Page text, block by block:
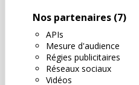
Nos partenaires (7)
APIs
Mesure d'audience
Régies publicitaires
Réseaux sociaux
Vidéos
NOUS